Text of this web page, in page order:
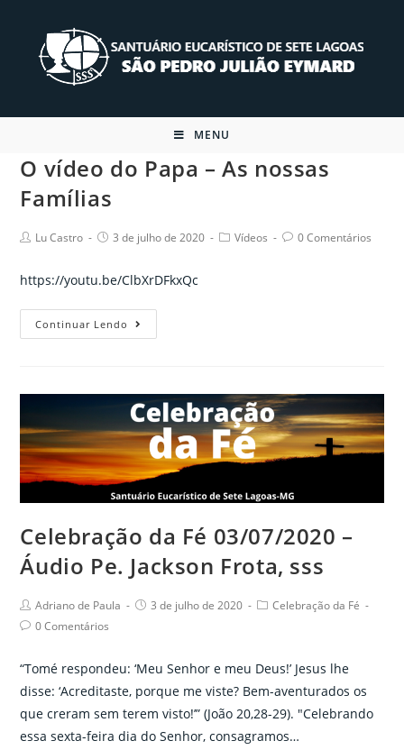
content
MENU
O vídeo do Papa – As nossas
Famílias
PostLu Castro
Post3 de julho de 2020
PostVídeos
Post0 Comentários
https://youtu.be/ClbXrDFkxQc
Continuar Lendo
vídeo
–
As
nossas
Famílias
Celebração da Fé 03/07/2020 –
Áudio Pe. Jackson Frota, sss
Post
author:
Adriano de Paula
Post3 de julho de 2020
PostCelebração da Fé
Post0 Comentários
“Tomé respondeu: ‘Meu Senhor e meu Deus!’ Jesus lhe
disse: ‘Acreditaste, porque me viste? Bem-aventurados os
que creram sem terem visto!’” (João 20,28-29). "Celebrando
essa sexta-feira dia do Senhor, consagramos…